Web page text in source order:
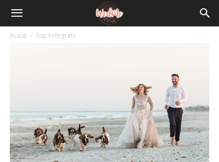
Acasă Top Fotografii